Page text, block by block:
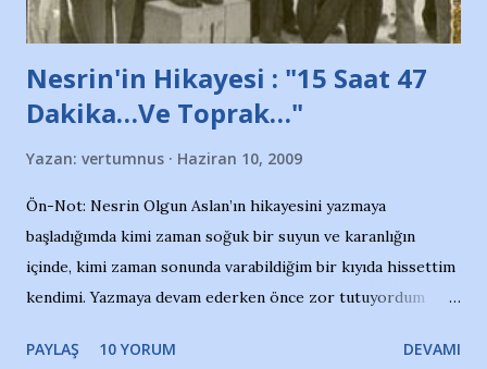
Nesrin'in Hikayesi : "15 Saat 47
Dakika…Ve Toprak…"
Yazan: vertumnus Haziran 10, 2009
Ön-Not: Nesrin Olgun Aslan’ın hikayesini yazmaya
başladığımda kimi zaman soğuk bir suyun ve karanlığın
içinde, kimi zaman sonunda varabildiğim bir kıyıda hissettim
kendimi. Yazmaya devam ederken önce zor tutuyordum
Yazımı, ağlayarak bitirebildim ancak…Kendisinin web
PAYLAŞ 10 YORUM DEVAMI